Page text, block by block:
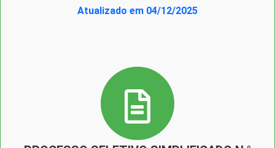
Atualizado em 04/12/2025